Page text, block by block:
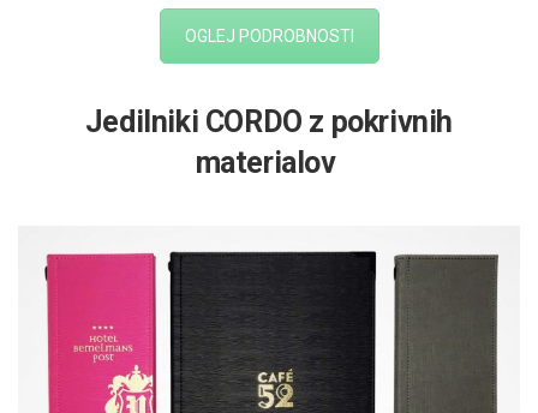
OGLEJ PODROBNOSTI
Jedilniki CORDO z pokrivnih
materialov